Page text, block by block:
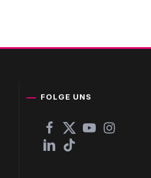
FOLGE UNS